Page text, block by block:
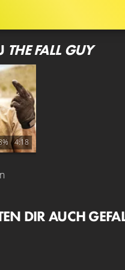
THE FALL GUY
4:18
DIR AUCH